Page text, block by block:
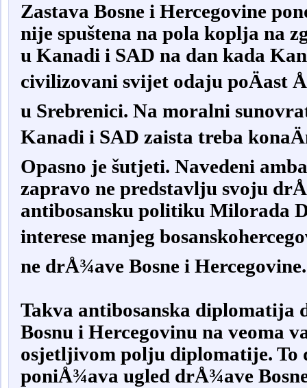
Zastava Bosne i Hercegovine
nije spuštena na pola koplja na
u Kanadi i SAD na dan kada
civilizovani svijet odaju poÄast
u Srebrenici. Na moralni
Kanadi i SAD zaista treba
Opasno je šutjeti. Navedeni
zapravo ne predstavlju svoju
antibosansku politiku Milorada
interese manjeg
ne drÅ¾ave Bosne i Hercegovine.
Takva antibosanska
Bosnu i Hercegovinu na veoma
osjetljivom polju diplomatije. To
poniÅ¾ava ugled drÅ¾ave